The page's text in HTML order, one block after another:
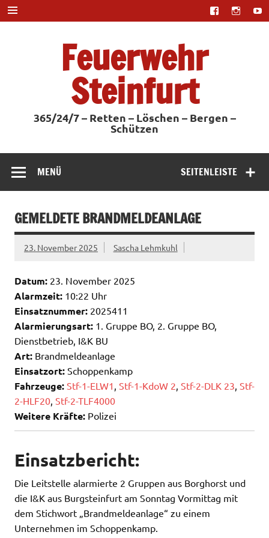
Zum
Inhalt
springen
Feuerwehr
Steinfurt
365/24/7 – Retten – Löschen – Bergen –
Schützen
SEITENLEISTE
MENÜ
GEMELDETE BRANDMELDEANLAGE
23. November 2025 Sascha Lehmkuhl
Datum: 23. November 2025
Alarmzeit: 10:22 Uhr
Einsatznummer: 2025411
Alarmierungsart: 1. Gruppe BO, 2. Gruppe BO,
Dienstbetrieb, I&K BU
Art: Brandmeldeanlage
Einsatzort: Schoppenkamp
Fahrzeuge: Stf-1-ELW1 Stf-1-KdoW 2 Stf-2-DLK 23 Stf-
2-HLF20 Stf-2-TLF4000
Weitere Kräfte: Polizei
Einsatzbericht:
Die Leitstelle alarmierte 2 Gruppen aus Borghorst und
die I&K aus Burgsteinfurt am Sonntag Vormittag mit
dem Stichwort „Brandmeldeanlage“ zu einem
Unternehmen im Schoppenkamp.